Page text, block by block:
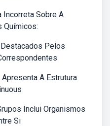
Incorreta Sobre A
Químicos:
Pelos
A Estrutura
Inclui Organismos
Si